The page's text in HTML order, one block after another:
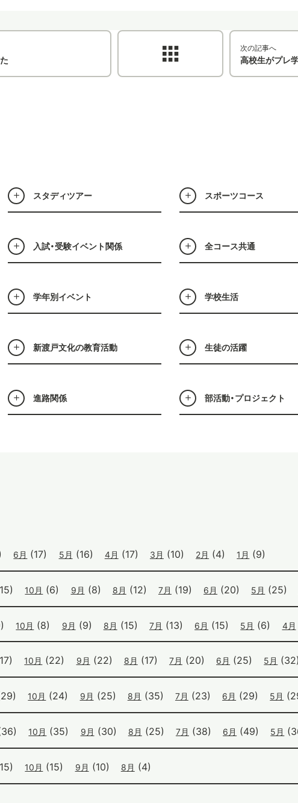
次の記事へ
高校生がプレ
スタディツアー スポーツコース
入試・受験イベント関係 全コース共通
学年別イベント 学校生活
新渡戸文化の教育活動 生徒の活躍
進路関係 部活動・プロジェクト
6月 (17) 5月 (16) 4月 (17) 3月 (10) 2月 (4) 1月 (9)
10月 (6) 9月 (8) 8月 (12) 7月 (19) 6月 (20) 5月 (25)
10月 (8) 9月 (9) 8月 (15) 7月 (13) 6月 (15) 5月 (6) 4月
10月 (22) 9月 (22) 8月 (17) 7月 (20) 6月 (25) 5月 (32)
10月 (24) 9月 (25) 8月 (35) 7月 (23) 6月 (29) 5月
10月 (35) 9月 (30) 8月 (25) 7月 (38) 6月 (49) 5月
10月 (15) 9月 (10) 8月 (4)